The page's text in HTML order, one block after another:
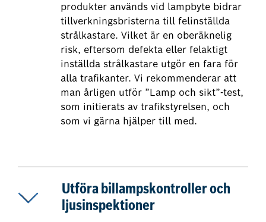
produkter används vid lampbyte bidrar
tillverkningsbristerna till felinställda
strålkastare. Vilket är en oberäknelig
risk, eftersom defekta eller felaktigt
inställda strålkastare utgör en fara för
alla trafikanter. Vi rekommenderar att
man årligen utför ”Lamp och sikt”-test,
som initierats av trafikstyrelsen, och
som vi gärna hjälper till med.
Utföra billampskontroller och
ljusinspektioner